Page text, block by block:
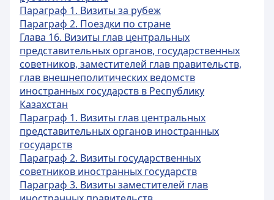
Параграф 1. Визиты за рубеж
Параграф 2. Поездки по стране
Глава 16. Визиты глав центральных
представительных органов, государственных
советников, заместителей глав правительств,
глав внешнеполитических ведомств
иностранных государств в Республику
Казахстан
Параграф 1. Визиты глав центральных
представительных органов иностранных
государств
Параграф 2. Визиты государственных
советников иностранных государств
Параграф 3. Визиты заместителей глав